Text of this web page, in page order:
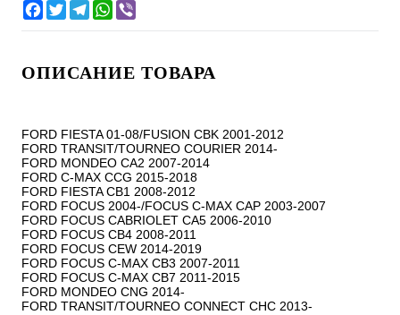
ОПИСАНИЕ ТОВАРА
FORD FIESTA 01-08/FUSION CBK 2001-2012
FORD TRANSIT/TOURNEO COURIER 2014-
FORD MONDEO CA2 2007-2014
FORD C-MAX CCG 2015-2018
FORD FIESTA CB1 2008-2012
FORD FOCUS 2004-/FOCUS C-MAX CAP 2003-2007
FORD FOCUS CABRIOLET CA5 2006-2010
FORD FOCUS CB4 2008-2011
FORD FOCUS CEW 2014-2019
FORD FOCUS C-MAX CB3 2007-2011
FORD FOCUS C-MAX CB7 2011-2015
FORD MONDEO CNG 2014-
FORD TRANSIT/TOURNEO CONNECT CHC 2013-